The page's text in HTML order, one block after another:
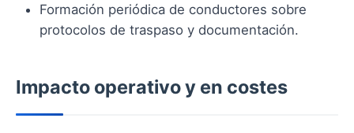
Formación periódica de conductores sobre
protocolos de traspaso y documentación.
Impacto operativo y en costes